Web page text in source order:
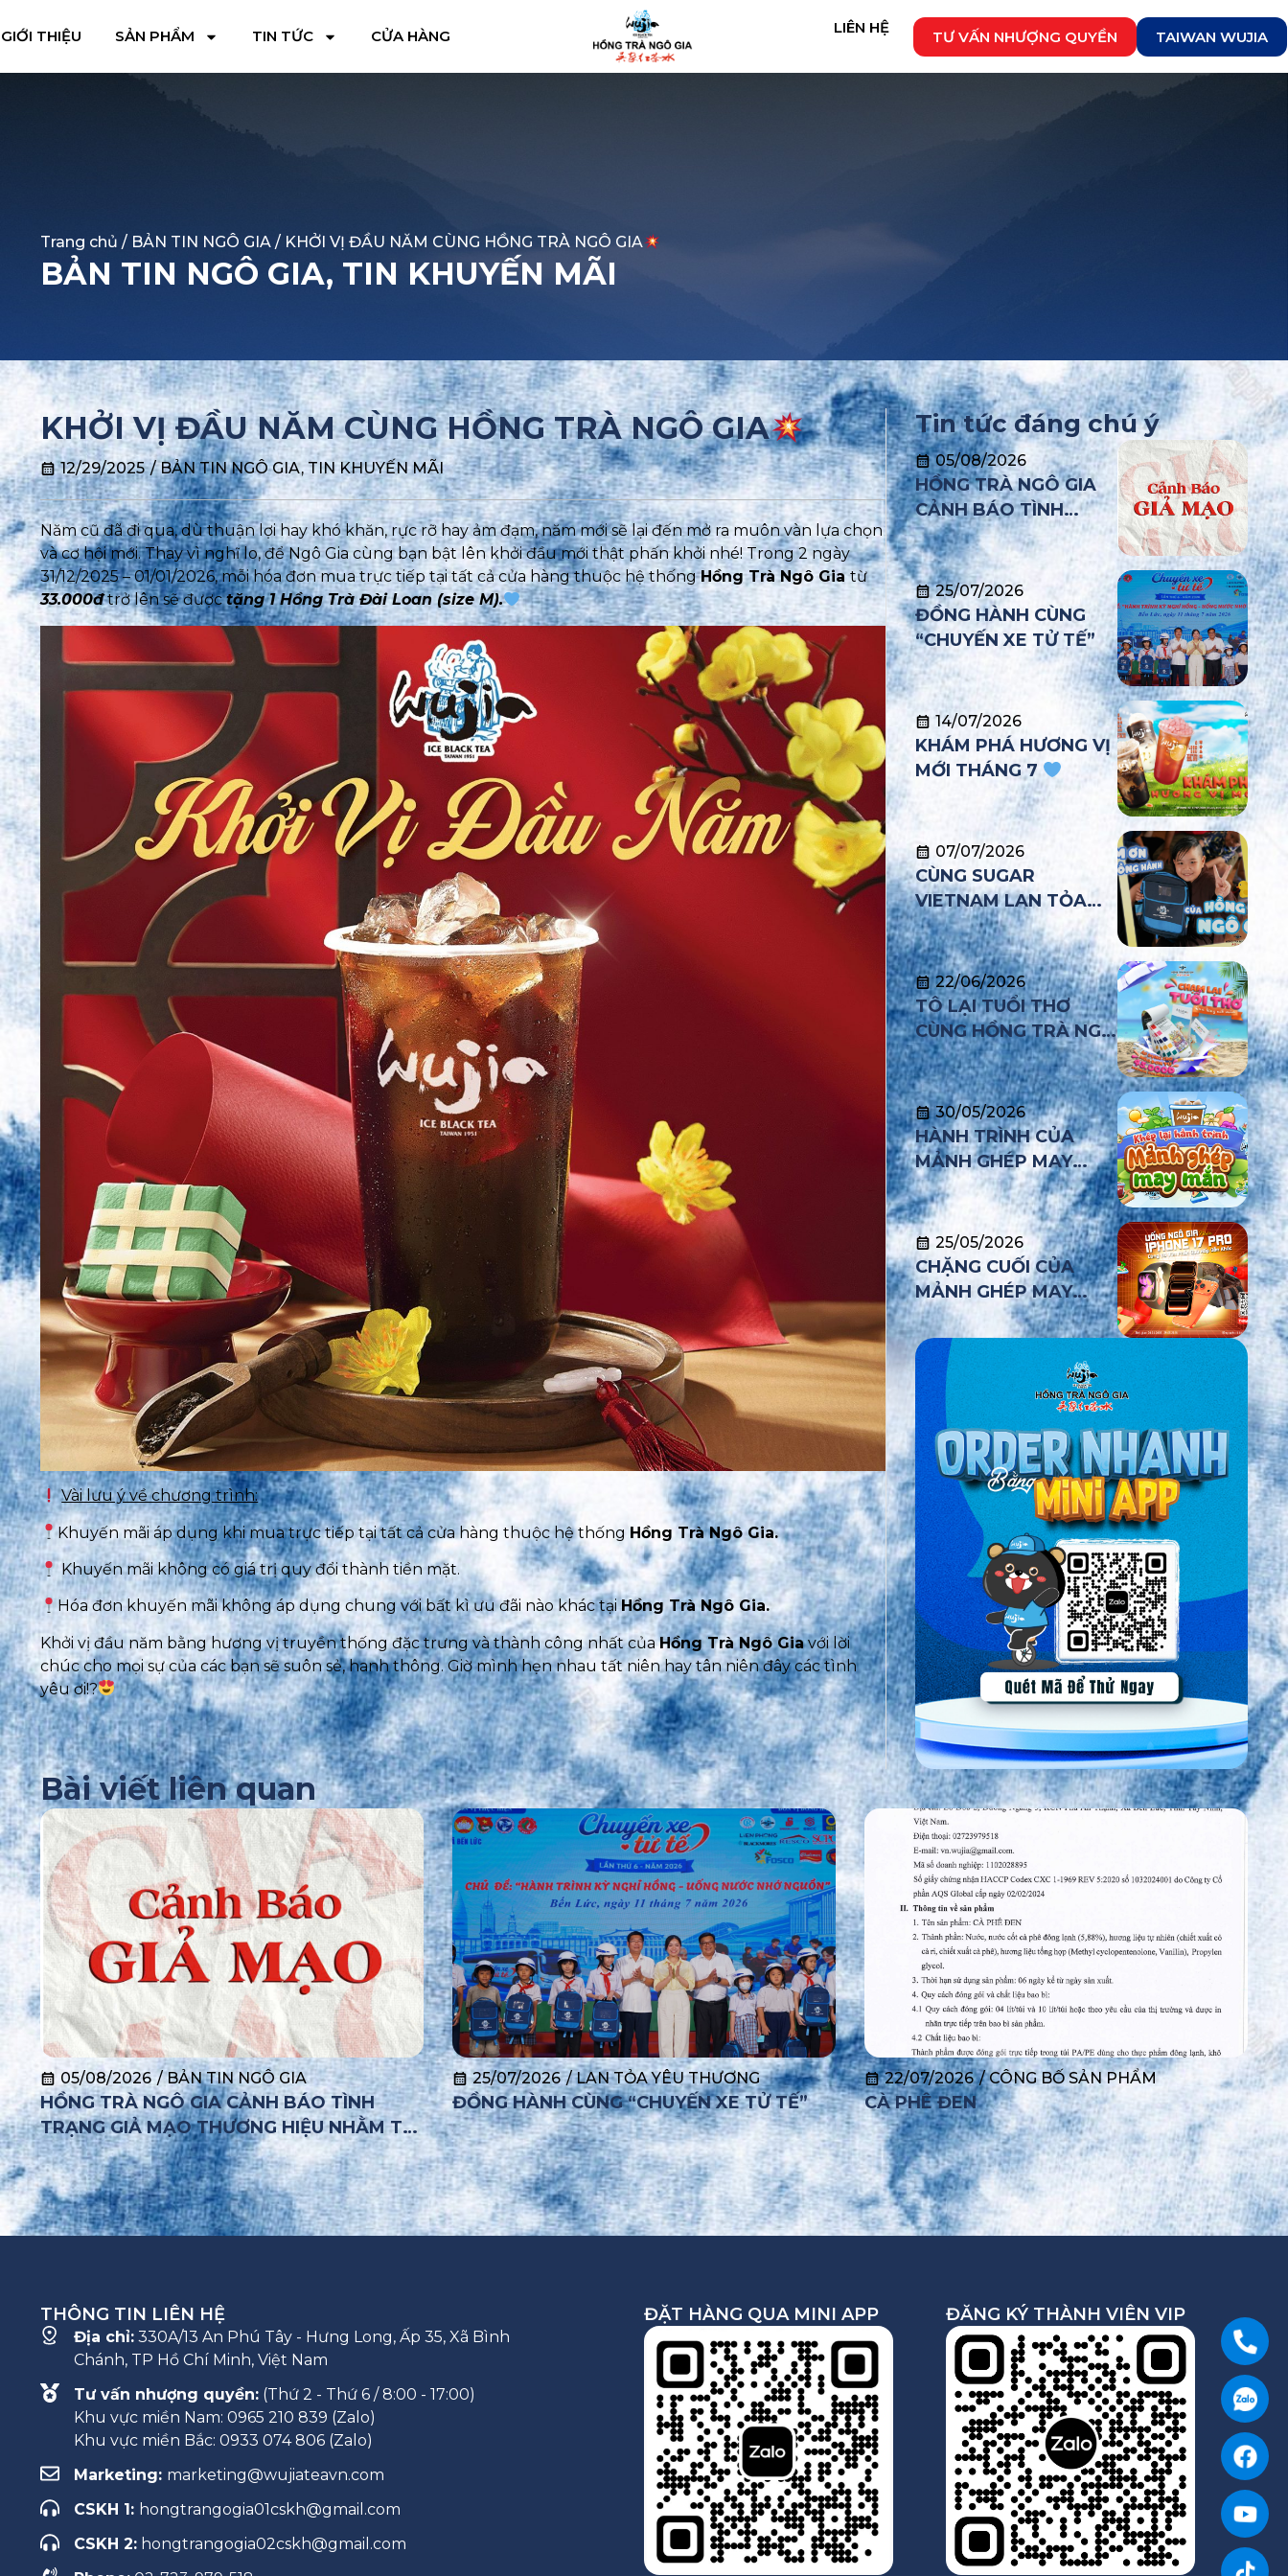
GIỚI THIỆU SẢN PHẨM TIN TỨC CỬA HÀNG LIÊN HỆ
TƯ VẤN NHƯỢNG QUYỀN TAIWAN WUJIA
Trang chủ / BẢN TIN NGÔ GIA / KHỞI VỊ ĐẦU NĂM CÙNG HỒNG TRÀ NGÔ GIA
BẢN TIN NGÔ GIA, TIN KHUYẾN MÃI
KHỞI VỊ ĐẦU NĂM CÙNG HỒNG TRÀ NGÔ GIA
12/29/2025 / BẢN TIN NGÔ GIA,TIN KHUYẾN MÃI
Năm cũ đã đi qua, dù thuận lợi hay khó khăn, rực rỡ hay ảm đạm, năm mới sẽ lại đến mở ra muôn vàn lựa chọn
và cơ hội mới. Thay vì nghĩ lo, để Ngô Gia cùng bạn bật lên khởi đầu mới thật phấn khởi nhé! Trong 2 ngày
31/12/2025 – 01/01/2026, mỗi hóa đơn mua trực tiếp tại tất cả cửa hàng thuộc hệ thốngHồng Trà Ngô Giatừ
33.000đ trở lên sẽ đượctặng 1 Hồng Trà Đài Loan (size M).
Vài lưu ý về chương trình:
Khuyến mãi áp dụng khi mua trực tiếp tại tất cả cửa hàng thuộc hệ thống Hồng Trà Ngô Gia.
Khuyến mãi không có giá trị quy đổi thành tiền mặt.
Hóa đơn khuyến mãi không áp dụng chung với bất kì ưu đãi nào khác tại Hồng Trà Ngô Gia.
Khởi vị đầu năm bằng hương vị truyền thống đặc trưng và thành công nhất củaHồng Trà Ngô Giavới lời
chúc cho mọi sự của các bạn sẽ suôn sẻ, hanh thông. Giờ mình hẹn nhau tất niên hay tân niên đây các tình
yêu ơi!?
Tin tức đáng chú ý
05/08/2026
HỒNG TRÀ NGÔ GIA
CẢNH BÁO TÌNH
TRẠNG GIẢ MẠO
THƯƠNG HIỆU NHẰM
TƯ VẤN NHƯỢNG
QUYỀN VÀ TUYỂN
DỤNG TRÁI PHÉP
25/07/2026
ĐỒNG HÀNH CÙNG
“CHUYẾN XE TỬ TẾ”
14/07/2026
KHÁM PHÁ HƯƠNG VỊ
MỚI THÁNG 7
07/07/2026
CÙNG SUGAR
VIETNAM LAN TỎA
YÊU THƯƠNG – MÙA 2
22/06/2026
TÔ LẠI TUỔI THƠ
CÙNG HỒNG TRÀ NGÔ
GIA
30/05/2026
HÀNH TRÌNH CỦA
MẢNH GHÉP MAY
MẮN CHÍNH THỨC
KHÉP LẠI
25/05/2026
CHẶNG CUỐI CỦA
MẢNH GHÉP MAY
MẮN
Bài viết liên quan
05/08/2026 / BẢN TIN NGÔ GIA
HỒNG TRÀ NGÔ GIA CẢNH BÁO TÌNH
TRẠNG GIẢ MẠO THƯƠNG HIỆU NHẰM TƯ
VẤN NHƯỢNG QUYỀN VÀ TUYỂN DỤNG
TRÁI PHÉP
25/07/2026 / LAN TỎA YÊU THƯƠNG
ĐỒNG HÀNH CÙNG “CHUYẾN XE TỬ TẾ”
22/07/2026 / CÔNG BỐ SẢN PHẨM
CÀ PHÊ ĐEN
THÔNG TIN LIÊN HỆ
Địa chỉ: 330A/13 An Phú Tây - Hưng Long, Ấp 35, Xã Bình
Chánh, TP Hồ Chí Minh, Việt Nam
Tư vấn nhượng quyền: (Thứ 2 - Thứ 6 / 8:00 - 17:00)
Khu vực miền Nam: 0965 210 839 (Zalo)
Khu vực miền Bắc: 0933 074 806 (Zalo)
Marketing: marketing@wujiateavn.com
CSKH 1: hongtrangogia01cskh@gmail.com
CSKH 2: hongtrangogia02cskh@gmail.com
ĐẶT HÀNG QUA MINI APP ĐĂNG KÝ THÀNH VIÊN VIP
TƯ VẤN NHƯỢNG QUYỀN
HỒNG TRÀ NGÔ GIA
GIỚI TÍNH
SỐ ĐIỆN THOẠI EMAIL
KHU VỰC MUỐN ĐĂNG KÝ
Đăng ký